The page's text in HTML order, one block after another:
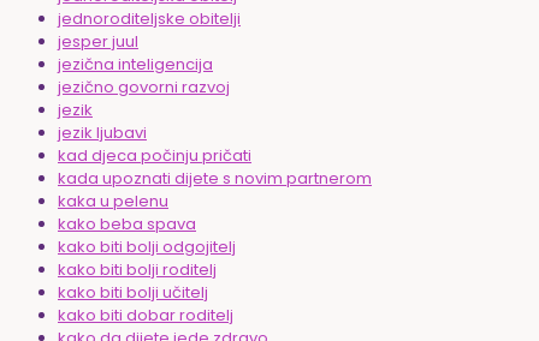
jednoroditeljske obitelji
jesper juul
jezična inteligencija
jezično govorni razvoj
jezik
jezik ljubavi
kad djeca počinju pričati
kada upoznati dijete s novim partnerom
kaka u pelenu
kako beba spava
kako biti bolji odgojitelj
kako biti bolji roditelj
kako biti bolji učitelj
kako biti dobar roditelj